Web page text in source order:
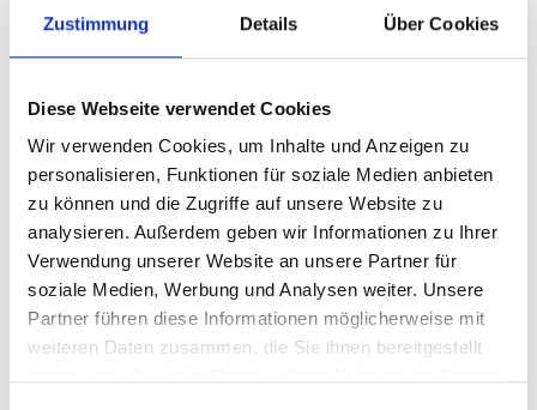
Zustimmung Details Über Cookies
Diese Webseite verwendet Cookies
Wir verwenden Cookies, um Inhalte und Anzeigen zu
personalisieren, Funktionen für soziale Medien anbieten
zu können und die Zugriffe auf unsere Website zu
analysieren. Außerdem geben wir Informationen zu Ihrer
Verwendung unserer Website an unsere Partner für
soziale Medien, Werbung und Analysen weiter. Unsere
Partner führen diese Informationen möglicherweise mit
weiteren Daten zusammen, die Sie ihnen bereitgestellt
bestimmten Umständen möglich, z. B. wenn Sie die
Richtigkeit Ihrer Daten bestreiten, die Verarbeitung
unrechtmäßig ist oder Sie der Verarbeitung widersprochen
besteht, dürfen Ihre Daten nur mit Ihrer Einwilligung oder
zur Geltendmachung, Ausübung oder Verteidigung von
Rechtsansprüchen verarbeitet werden.
SSL- bzw. TLS-Verschlüsselung
Zum Schutz Ihrer Daten und zur Sicherheit bei der
Übertragung vertraulicher Informationen wie Bestellungen
oder Anfragen nutzt diese Seite eine SSL- bzw. TLS-
Verschlüsselung. Eine verschlüsselte Verbindung erkennen